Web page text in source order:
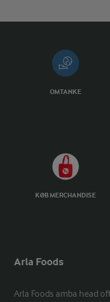
OMTANKE
KØB MERCHANDISE
Arla Foods
Arla Foods amba head